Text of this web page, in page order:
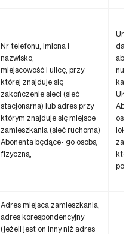
Nr telefonu, imiona i
nazwisko,
miejscowość i ulicę, przy
której znajduje się
zakończenie sieci (sieć
stacjonarna) lub adres przy
którym znajduje się miejsce
zamieszkania (sieć ruchoma)
Abonenta będące- go osobą
fizyczną,
UKE
Adres miejsca zamieszkania,
adres korespondencyjny
(jeżeli jest on inny niż adres